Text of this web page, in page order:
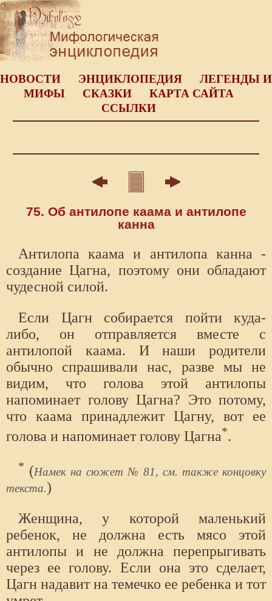
НОВОСТИ ЭНЦИКЛОПЕДИЯ
ЛЕГЕНДЫ И
МИФЫ
СКАЗКИ
КАРТА САЙТА
ССЫЛКИ
75. Об антилопе каама и антилопе
канна
Антилопа каама и антилопа канна -
создание Цагна, поэтому они обладают
чудесной силой.
Если Цагн собирается пойти куда-
либо, он отправляется вместе с
антилопой каама. И наши родители
обычно спрашивали нас, разве мы не
видим, что голова этой антилопы
напоминает голову Цагна? Это потому,
что каама принадлежит Цагну, вот ее
голова и напоминает голову Цагна*.
* (Намек на сюжет № 81, см. также концовку
текста.)
Женщина, у которой маленький
ребенок, не должна есть мясо этой
антилопы и не должна перепрыгивать
через ее голову. Если она это сделает,
Цагн надавит на темечко ее ребенка и тот